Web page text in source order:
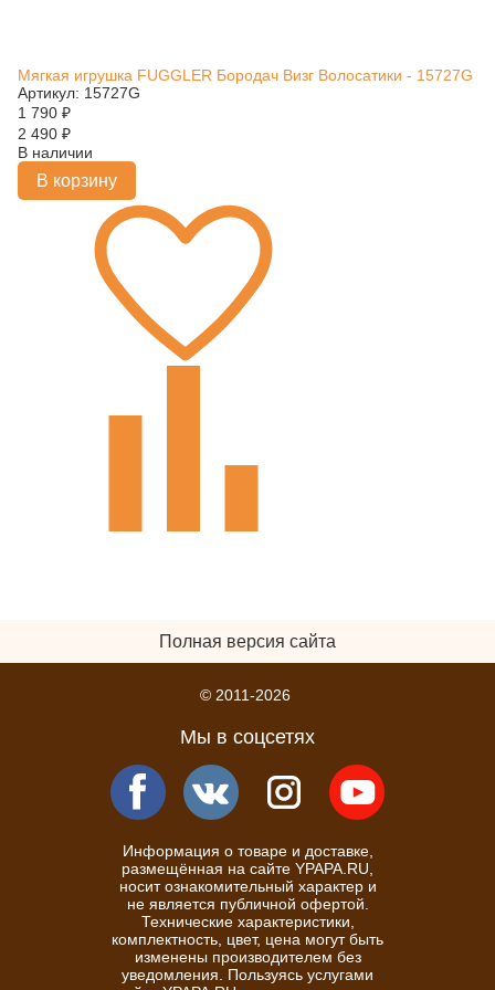
Мягкая игрушка FUGGLER Бородач Визг Волосатики - 15727G
Артикул: 15727G
1 790 ₽
2 490 ₽
В наличии
В корзину
Полная версия сайта
© 2011-2026
Мы в соцсетях
Информация о товаре и доставке,
размещённая на сайте YPAPA.RU,
носит ознакомительный характер и
не является публичной офертой.
Технические характеристики,
комплектность, цвет, цена могут быть
изменены производителем без
уведомления. Пользуясь услугами